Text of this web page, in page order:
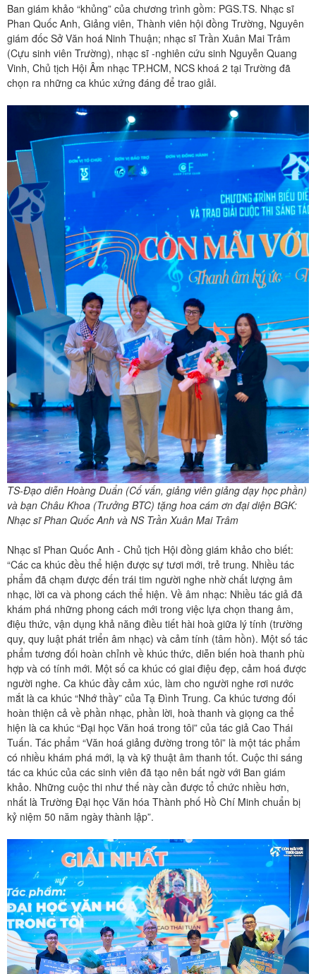
Ban giám khảo “khủng” của chương trình gồm: PGS.TS. Nhạc sĩ
Phan Quốc Anh, Giảng viên, Thành viên hội đồng Trường, Nguyên
giám đốc Sở Văn hoá Ninh Thuận; nhạc sĩ Trần Xuân Mai Trâm
(Cựu sinh viên Trường), nhạc sĩ -nghiên cứu sinh Nguyễn Quang
Vinh, Chủ tịch Hội Âm nhạc TP.HCM, NCS khoá 2 tại Trường đã
chọn ra những ca khúc xứng đáng để trao giải.
TS-Đạo diễn Hoàng Duẩn (Cố vấn, giảng viên giảng dạy học phần)
và bạn Châu Khoa (Trưởng BTC) tặng hoa cám ơn đại diện BGK:
Nhạc sĩ Phan Quốc Anh và NS Trần Xuân Mai Trâm
Nhạc sĩ Phan Quốc Anh - Chủ tịch Hội đồng giám khảo cho biết:
“Các ca khúc đều thể hiện được sự tươi mới, trẻ trung. Nhiều tác
phẩm đã chạm được đến trái tim người nghe nhờ chất lượng âm
nhạc, lời ca và phong cách thể hiện. Về âm nhạc: Nhiều tác giả đã
khám phá những phong cách mới trong việc lựa chọn thang âm,
điệu thức, vận dụng khả năng điều tiết hài hoà giữa lý tính (trường
quy, quy luật phát triển âm nhạc) và cảm tính (tâm hồn). Một số tác
phẩm tương đối hoàn chỉnh về khúc thức, diễn biến hoà thanh phù
hợp và có tính mới. Một số ca khúc có giai điệu đẹp, cảm hoá được
người nghe. Ca khúc đầy cảm xúc, làm cho người nghe rơi nước
mắt là ca khúc “Nhớ thầy” của Tạ Đình Trung. Ca khúc tương đối
hoàn thiện cả về phần nhạc, phần lời, hoà thanh và giọng ca thể
hiện là ca khúc “Đại học Văn hoá trong tôi” của tác giả Cao Thái
Tuấn. Tác phẩm “Văn hoá giảng đường trong tôi” là một tác phẩm
có nhiều khám phá mới, lạ và kỹ thuật âm thanh tốt. Cuộc thi sáng
tác ca khúc của các sinh viên đã tạo nên bất ngờ với Ban giám
khảo. Những cuộc thi như thế này cần được tổ chức nhiều hơn,
nhất là Trường Đại học Văn hóa Thành phố Hồ Chí Minh chuẩn bị
kỷ niệm 50 năm ngày thành lập”.